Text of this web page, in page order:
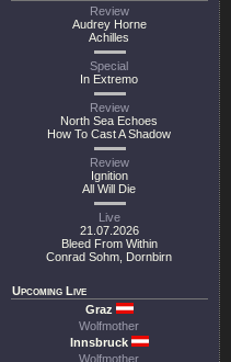
Review
Audrey Horne
Achilles
Special
In Extremo
Review
North Sea Echoes
How To Cast A Shadow
Review
Ignition
All Will Die
Live
21.07.2026
Bleed From Within
Conrad Sohm, Dornbirn
Upcoming Live
Graz
Wolfmother
Innsbruck
Wolfmother